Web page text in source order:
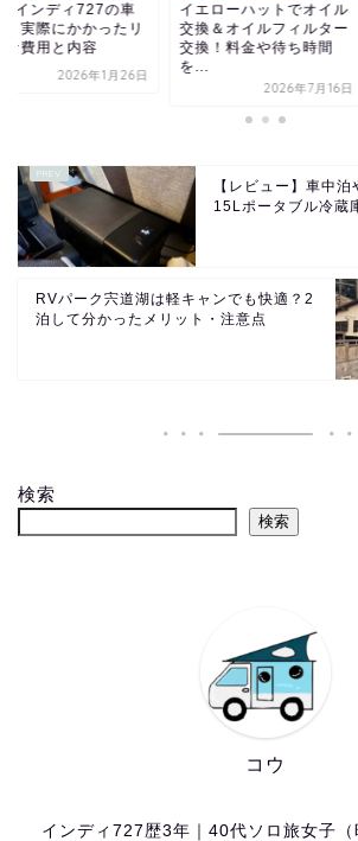
インディ727の車
｜実際にかかったリ
な費用と内容
2026年1月26日
イエローハットでオイル
交換＆オイルフィルター
交換！料金や待ち時間
を...
2026年7月16日
【レビュー】車中
15Lポータブル冷蔵
RVパーク宍道湖は軽キャンでも快適？2
泊して分かったメリット・注意点
検索
検索
コウ
インディ727歴3年｜40代ソロ旅女子（